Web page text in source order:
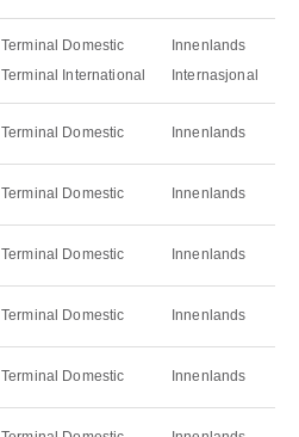
Terminal Domestic
Terminal International
Innenlands
Internasjonal
Terminal Domestic Innenlands
Terminal Domestic Innenlands
Terminal Domestic Innenlands
Terminal Domestic Innenlands
Terminal Domestic Innenlands